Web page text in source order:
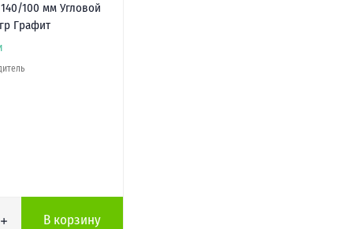
100 мм Угловой
Графит
В корзину